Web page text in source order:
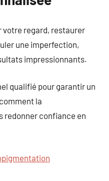
votre regard, restaurer
une imperfection,
impressionnants.
qualifié pour garantir un
la
redonner confiance en